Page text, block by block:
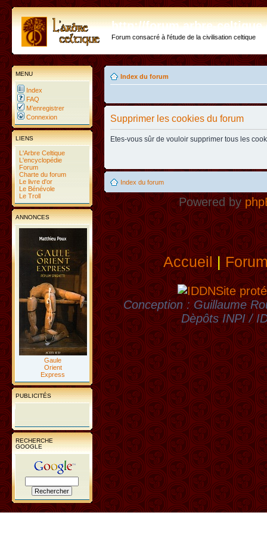
http://forum.arbre-
Forum consacré à l'étude de la civilisation celtique
MENU
Index
FAQ
M’enregistrer
Connexion
LIENS
L'Arbre Celtique
L'encyclopédie
Forum
Charte du forum
Le livre d'or
Le Bénévole
Le Troll
ANNONCES
Gaule
Orient
Express
PUBLICITÉS
RECHERCHE
GOOGLE
Index du forum
Supprimer les cookies du forum
Etes-vous sûr de vouloir supprimer tous les
Index du forum
Powered by
Accueil|
Site
Conception : Guillaume
Dèpôts INPI /